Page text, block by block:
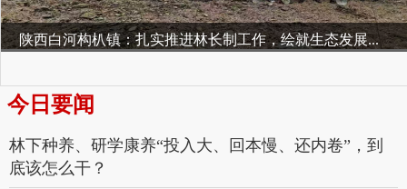
陕西白河构朳镇：扎实推进林长制工作，绘就生态发展...
今日要闻
林下种养、研学康养“投入大、回本慢、还内卷”，到
底该怎么干？